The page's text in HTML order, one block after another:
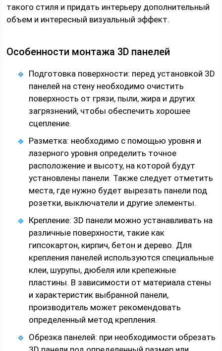
такого стиля и придать интерьеру дополнительный
объем и интересный визуальный эффект.
Особенности монтажа 3D панелей
Подготовка поверхности: перед установкой 3D
панелей на стену необходимо очистить
поверхность от грязи, пыли, жира и других
загрязнений, чтобы обеспечить хорошее
сцепление.
Разметка: необходимо с помощью уровня и
лазерного уровня определить точное
расположение и высоту, на которой будут
установлены панели. Также следует отметить
места, где нужно будет вырезать панели под
розетки, выключатели и другие элементы.
Крепление: 3D панели можно устанавливать на
различные поверхности, такие как
гипсокартон, кирпич, бетон и дерево. Для
крепления панелей используются специальные
клеи, шурупы, дюбеля или крепежные
пластины. В зависимости от материала стены
и характеристик выбранной панели,
производитель может рекомендовать
определенный метод крепления.
Обрезка панелей: при необходимости обрезать